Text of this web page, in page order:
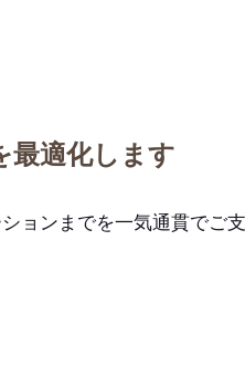
最適化します
ョンまでを一気通貫でご支